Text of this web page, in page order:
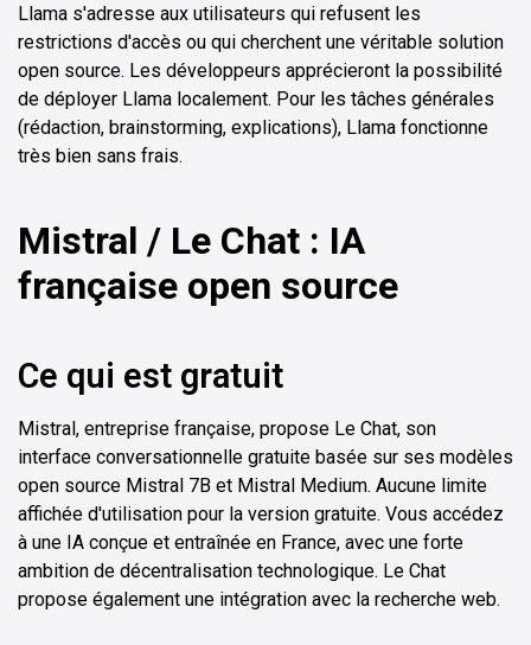
Llama s'adresse aux utilisateurs qui refusent les
restrictions d'accès ou qui cherchent une véritable solution
open source. Les développeurs apprécieront la possibilité
de déployer Llama localement. Pour les tâches générales
(rédaction, brainstorming, explications), Llama fonctionne
très bien sans frais.
Mistral / Le Chat : IA
française open source
Ce qui est gratuit
Mistral, entreprise française, propose Le Chat, son
interface conversationnelle gratuite basée sur ses modèles
open source Mistral 7B et Mistral Medium. Aucune limite
affichée d'utilisation pour la version gratuite. Vous accédez
à une IA conçue et entraînée en France, avec une forte
ambition de décentralisation technologique. Le Chat
propose également une intégration avec la recherche web.